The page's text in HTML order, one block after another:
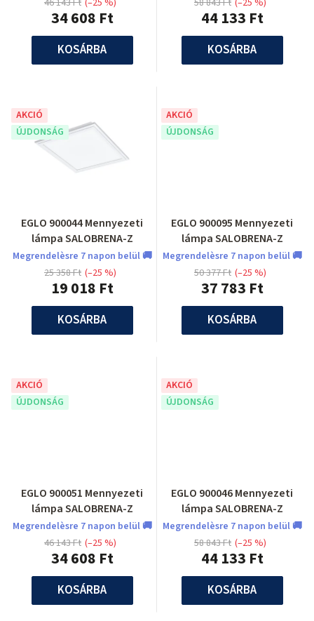
34 608 Ft
46 143 Ft (–25 %)
KOSÁRBA
44 133 Ft
58 843 Ft (–25 %)
KOSÁRBA
AKCIÓ
ÚJDONSÁG
EGLO 900044 Mennyezeti
lámpa SALOBRENA-Z
Megrendelèsre 7 napon belül 🚚
19 018 Ft
25 358 Ft (–25 %)
KOSÁRBA
AKCIÓ
ÚJDONSÁG
EGLO 900095 Mennyezeti
lámpa SALOBRENA-Z
Megrendelèsre 7 napon belül 🚚
37 783 Ft
50 377 Ft (–25 %)
KOSÁRBA
AKCIÓ
ÚJDONSÁG
EGLO 900051 Mennyezeti
lámpa SALOBRENA-Z
Megrendelèsre 7 napon belül 🚚
34 608 Ft
46 143 Ft (–25 %)
KOSÁRBA
AKCIÓ
ÚJDONSÁG
EGLO 900046 Mennyezeti
lámpa SALOBRENA-Z
Megrendelèsre 7 napon belül 🚚
44 133 Ft
58 843 Ft (–25 %)
KOSÁRBA